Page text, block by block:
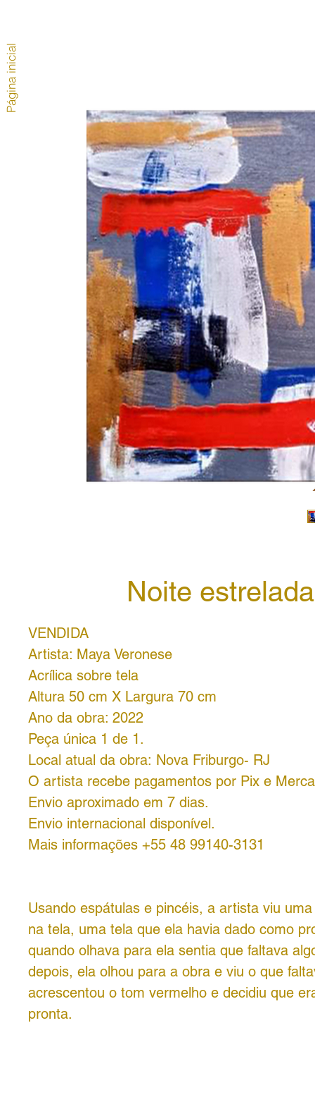
Noite estrelada
VENDIDA
Artista: Maya Veronese
Acrílica sobre tela
Altura 50 cm X Largura 70 cm
Ano da obra: 2022
Peça única 1 de 1.
Local atual da obra: Nova Friburgo- RJ
O artista recebe pagamentos por Pix e
Envio aproximado em 7 dias.
Envio internacional disponível.
Mais informações +55 48 99140-3131
Usando espátulas e pincéis, a artista viu
na tela, uma tela que ela havia dado como
quando olhava para ela sentia que faltava
depois, ela olhou para a obra e viu o que
acrescentou o tom vermelho e decidiu que
pronta.
Página inicial